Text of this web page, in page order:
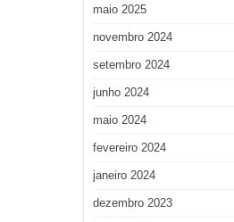
maio 2025
novembro 2024
setembro 2024
junho 2024
maio 2024
fevereiro 2024
janeiro 2024
dezembro 2023